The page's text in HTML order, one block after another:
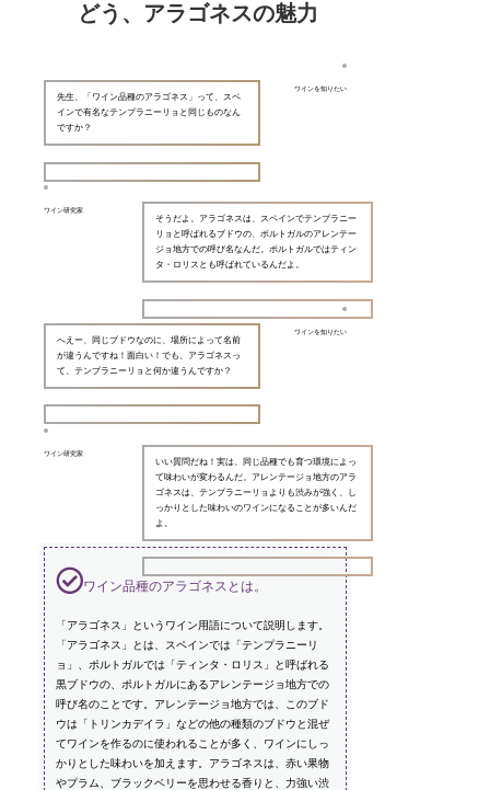
どう、アラゴネスの魅力
ワインを知りたい
先生、「ワイン品種のアラゴネス」って、スペ
インで有名なテンプラニーリョと同じものなん
ですか？
ワイン研究家
そうだよ。アラゴネスは、スペインでテンプラニー
リョと呼ばれるブドウの、ポルトガルのアレンテー
ジョ地方での呼び名なんだ。ポルトガルではティン
タ・ロリスとも呼ばれているんだよ。
ワインを知りたい
へえー、同じブドウなのに、場所によって名前
が違うんですね！面白い！でも、アラゴネスっ
て、テンプラニーリョと何か違うんですか？
ワイン研究家
いい質問だね！実は、同じ品種でも育つ環境によっ
て味わいが変わるんだ。アレンテージョ地方のアラ
ゴネスは、テンプラニーリョよりも渋みが強く、し
っかりとした味わいのワインになることが多いんだ
よ。
ワイン品種のアラゴネスとは。
「アラゴネス」というワイン用語について説明します。
「アラゴネス」とは、スペインでは「テンプラニーリ
ョ」、ポルトガルでは「ティンタ・ロリス」と呼ばれる
黒ブドウの、ポルトガルにあるアレンテージョ地方での
呼び名のことです。アレンテージョ地方では、このブド
ウは「トリンカデイラ」などの他の種類のブドウと混ぜ
てワインを作るのに使われることが多く、ワインにしっ
かりとした味わいを加えます。アラゴネスは、赤い果物
やプラム、ブラックベリーを思わせる香りと、力強い渋